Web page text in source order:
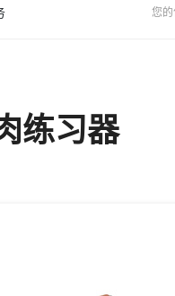
您的
练习器